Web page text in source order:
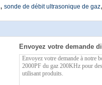
, sonde de débit ultrasonique de gaz,
Envoyez votre demande